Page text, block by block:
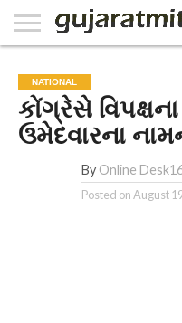
PAPER
NATIONAL
WORLD
BUSINESS
SPORTS
GUJARAT
OPINION
MORE
NATIONAL
કોંગ્રેસે
ઉમેદવારના
By Online
Posted onAugust